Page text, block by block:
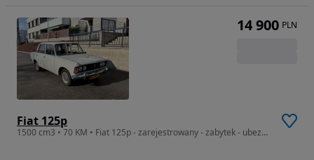
Fiat 125p
1500 cm3 • 70 KM • Fiat 125p - zarejestrowany - zabytek - ubezpieczony - sprawny
14 900 PLN